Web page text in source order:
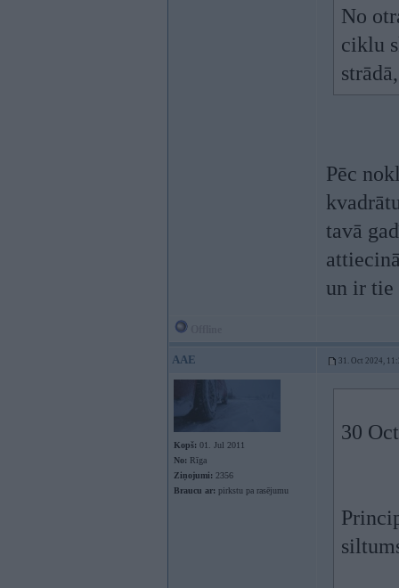
No
ciklu
Pēc
tavā
un ir
AAE 31. Oct 2024,
Kopš: 01. Jul 2011
No: Rīga
Ziņojumi: 2356
Braucu ar: pirkstu pa rasējumu
30